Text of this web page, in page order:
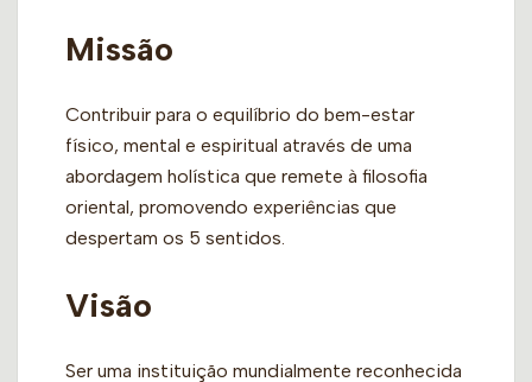
Missão
Contribuir para o equilíbrio do bem-estar
físico, mental e espiritual através de uma
abordagem holística que remete à filosofia
oriental, promovendo experiências que
despertam os 5 sentidos.
Visão
Ser uma instituição mundialmente reconhecida